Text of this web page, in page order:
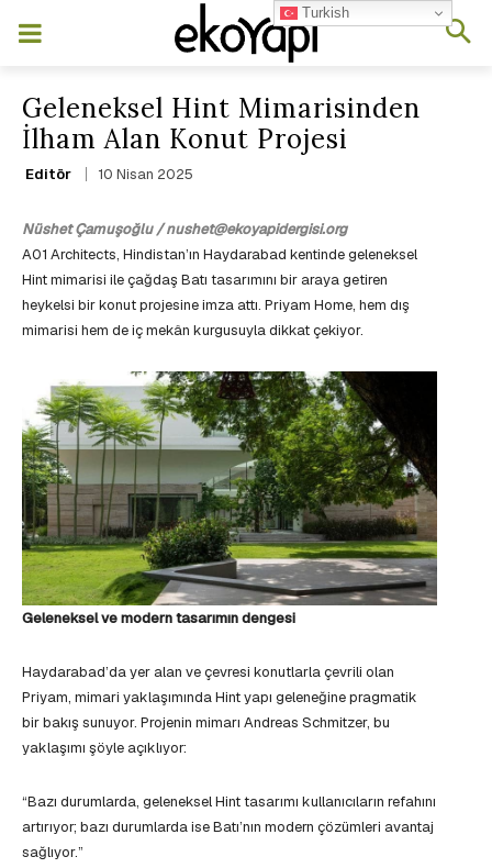
Geleneksel Hint Mimarisinden
İlham Alan Konut Projesi
Editör 10 Nisan 2025
Nüshet Çamuşoğlu / nushet@ekoyapidergisi.org
A01 Architects, Hindistan’ın Haydarabad kentinde geleneksel
Hint mimarisi ile çağdaş Batı tasarımını bir araya getiren
heykelsi bir konut projesine imza attı. Priyam Home, hem dış
mimarisi hem de iç mekân kurgusuyla dikkat çekiyor.
Geleneksel ve modern tasarımın dengesi
Haydarabad’da yer alan ve çevresi konutlarla çevrili olan
Priyam, mimari yaklaşımında Hint yapı geleneğine pragmatik
bir bakış sunuyor. Projenin mimarı Andreas Schmitzer, bu
yaklaşımı şöyle açıklıyor:
“Bazı durumlarda, geleneksel Hint tasarımı kullanıcıların refahını
artırıyor; bazı durumlarda ise Batı’nın modern çözümleri avantaj
sağlıyor.”
Turkish